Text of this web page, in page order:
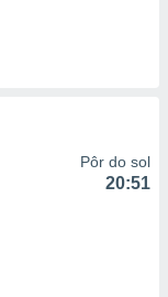
Pôr do sol
20:51